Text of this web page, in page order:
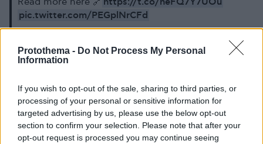
Protothema - Do Not Process My Personal
Information
If you wish to opt-out of the sale, sharing to third parties, or
processing of your personal or sensitive information for
targeted advertising by us, please use the below opt-out
section to confirm your selection. Please note that after your
opt-out request is processed you may continue seeing
pic.twitter.com/PEGplNrCFd
August 6, 2024
Οι ταραχές ακροδεξιών που συγκλονίζουν το
Ηνωμένο Βασίλειο για μια εβδομάδα έχουν